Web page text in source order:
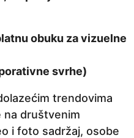
obuku za vizuelne
svrhe)
trendovima
na društvenim
i foto sadržaj, osobe